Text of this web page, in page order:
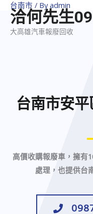
洽何先生
大高雄汽車報廢回收
台南市 / Byadmin
台南市安
高價收購報廢車，擁有
處理，也提供台